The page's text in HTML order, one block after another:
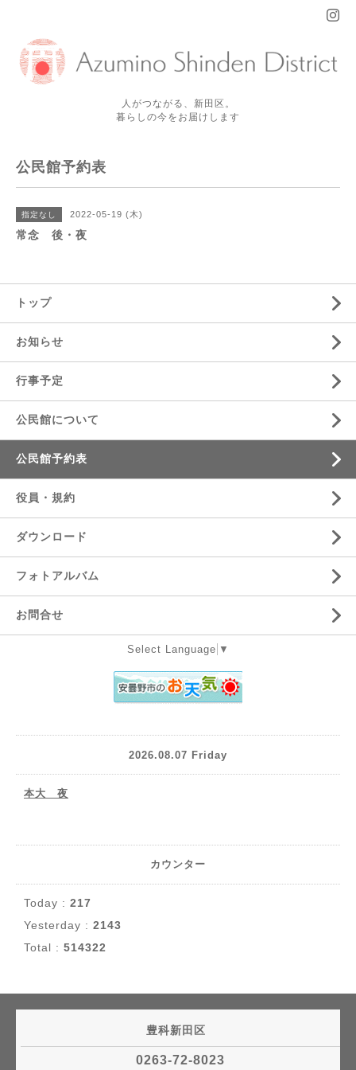
人がつながる、新田区。
暮らしの今をお届けします
公民館予約表
指定なし 2022-05-19 (木)
常念 後・夜
トップ
お知らせ
行事予定
公民館について
公民館予約表
役員・規約
ダウンロード
フォトアルバム
お問合せ
Select Language ▼
2026.08.07 Friday
本大 夜
カウンター
Today : 217
Yesterday : 2143
Total : 514322
豊科新田区
0263-72-8023